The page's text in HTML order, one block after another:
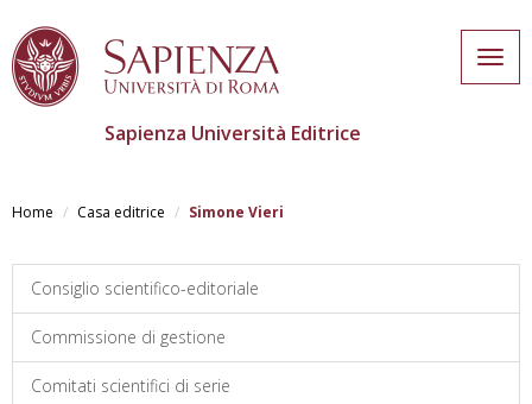
contenuto
Sapienza Università Editrice
Home Casa editrice Simone Vieri
Consiglio scientifico-editoriale
Commissione di gestione
Comitati scientifici di serie